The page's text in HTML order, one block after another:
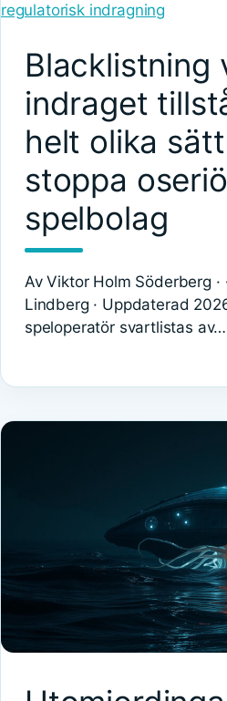
Blacklistning
indraget
helt olika
stoppa
spelbolag
Av Viktor Holm Söderberg
Lindberg · Uppdaterad
speloperatör svartlistas av…